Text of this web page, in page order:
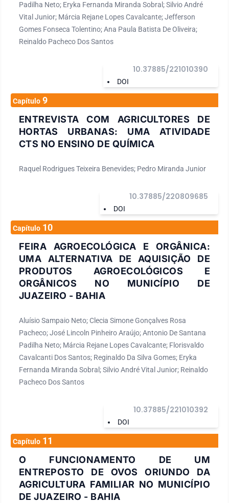
Padilha Neto; Eryka Fernanda Miranda Sobral; Silvio André
Vital Junior; Márcia Rejane Lopes Cavalcante; Jefferson
Gomes Fonseca Tolentino; Ana Paula Batista De Oliveira;
Reinaldo Pacheco Dos Santos
DOI
10.37885/221010390
Capítulo 9
ENTREVISTA COM AGRICULTORES DE
HORTAS URBANAS: UMA ATIVIDADE
CTS NO ENSINO DE QUÍMICA
Raquel Rodrigues Teixeira Benevides; Pedro Miranda Junior
DOI
10.37885/220809685
Capítulo 10
FEIRA AGROECOLÓGICA E ORGÂNICA:
UMA ALTERNATIVA DE AQUISIÇÃO DE
PRODUTOS AGROECOLÓGICOS E
ORGÂNICOS NO MUNICÍPIO DE
JUAZEIRO - BAHIA
Aluísio Sampaio Neto; Clecia Simone Gonçalves Rosa
Pacheco; José Lincoln Pinheiro Araújo; Antonio De Santana
Padilha Neto; Márcia Rejane Lopes Cavalcante; Florisvaldo
Cavalcanti Dos Santos; Reginaldo Da Silva Gomes; Eryka
Fernanda Miranda Sobral; Silvio André Vital Junior; Reinaldo
Pacheco Dos Santos
DOI
10.37885/221010392
Capítulo 11
O FUNCIONAMENTO DE UM
ENTREPOSTO DE OVOS ORIUNDO DA
AGRICULTURA FAMILIAR NO MUNICÍPIO
DE JUAZEIRO - BAHIA